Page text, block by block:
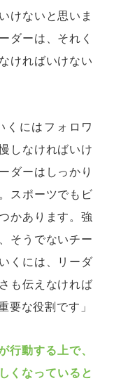
けないと思いま
ダーは、それく
ければいけない
にはフォロワ
しなければいけ
ダーはしっかり
スポーツでもビ
かあります。強
そうでないチー
くには、リーダ
も伝えなければ
要な役割です」
動する上で、
くなっていると